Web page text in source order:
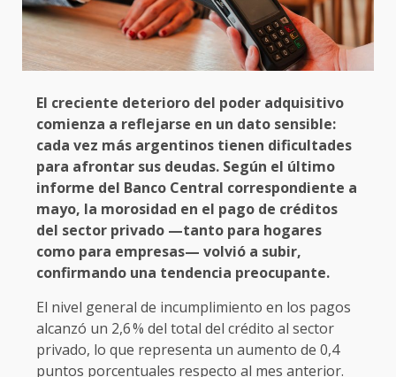
El creciente deterioro del poder adquisitivo
comienza a reflejarse en un dato sensible:
cada vez más argentinos tienen dificultades
para afrontar sus deudas. Según el último
informe del Banco Central correspondiente a
mayo, la morosidad en el pago de créditos
del sector privado —tanto para hogares
como para empresas— volvió a subir,
confirmando una tendencia preocupante.
El nivel general de incumplimiento en los pagos
alcanzó un 2,6 % del total del crédito al sector
privado, lo que representa un aumento de 0,4
puntos porcentuales respecto al mes anterior.